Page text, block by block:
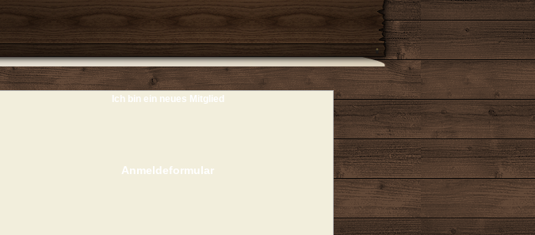
Ich bin ein neues Mitglied
Anmeldeformular